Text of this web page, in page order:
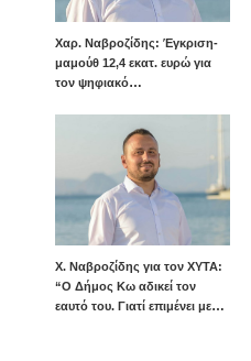
Χαρ. Ναβροζίδης: Έγκριση-
μαμούθ 12,4 εκατ. ευρώ για
τον ψηφιακό
Χ. Ναβροζίδης για τον ΧΥΤΑ:
“Ο Δήμος Κω αδικεί τον
εαυτό του. Γιατί επιμένει με